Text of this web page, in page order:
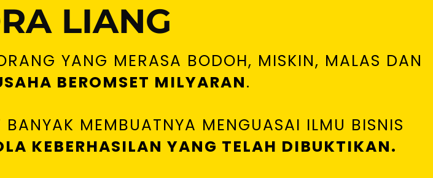
LIANG
YANG MERASA BODOH, MISKIN, MALAS DAN
BEROMSET MILYARAN.
MEMBUATNYA MENGUASAI ILMU BISNIS
KEBERHASILAN YANG TELAH DIBUKTIKAN.